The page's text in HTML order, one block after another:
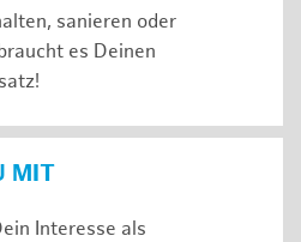
sanieren oder
es Deinen
MIT
Interesse als